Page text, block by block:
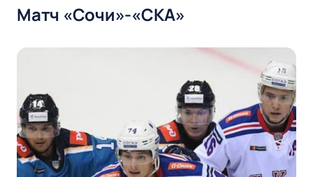
Матч «Сочи»-«СКА»